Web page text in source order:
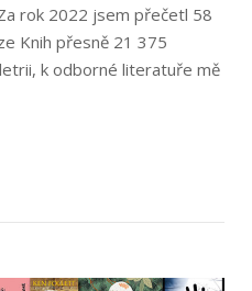
rok 2022 jsem přečetl 58
Knih přesně 21 375
k odborné literatuře mě